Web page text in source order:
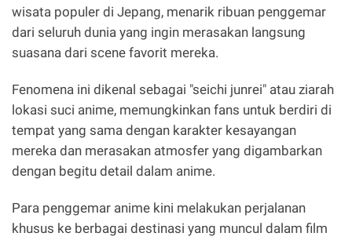
wisata populer di Jepang, menarik ribuan penggemar
dari seluruh dunia yang ingin merasakan langsung
suasana dari scene favorit mereka.
Fenomena ini dikenal sebagai "seichi junrei" atau ziarah
lokasi suci anime, memungkinkan fans untuk berdiri di
tempat yang sama dengan karakter kesayangan
mereka dan merasakan atmosfer yang digambarkan
dengan begitu detail dalam anime.
Para penggemar anime kini melakukan perjalanan
khusus ke berbagai destinasi yang muncul dalam film